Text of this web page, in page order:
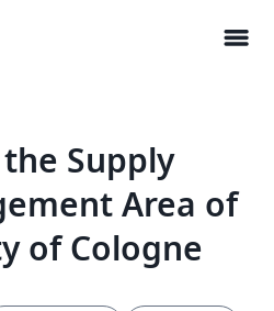
menu
Supply
Area of
of Cologne